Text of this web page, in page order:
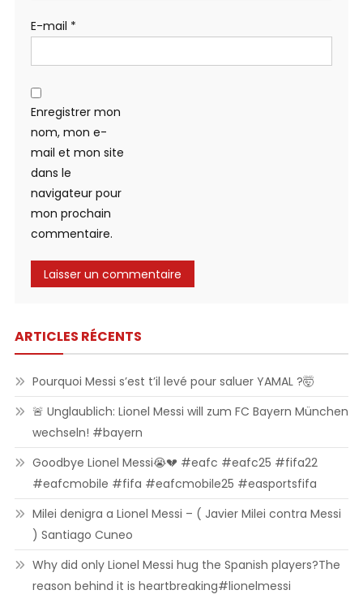
E-mail *
Enregistrer mon
nom, mon e-
mail et mon site
dans le
navigateur pour
mon prochain
commentaire.
ARTICLES RÉCENTS
Pourquoi Messi s’est t’il levé pour saluer YAMAL ?🤯
🚨 Unglaublich: Lionel Messi will zum FC Bayern München
wechseln! #bayern
Goodbye Lionel Messi😭💔 #eafc #eafc25 #fifa22
#eafcmobile #fifa #eafcmobile25 #easportsfifa
Milei denigra a Lionel Messi – ( Javier Milei contra Messi
) Santiago Cuneo
Why did only Lionel Messi hug the Spanish players?The
reason behind it is heartbreaking#lionelmessi